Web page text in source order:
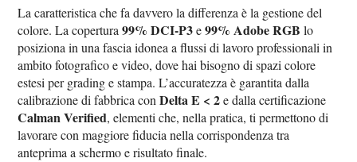
La caratteristica che fa davvero la differenza è la gestione del
colore. La copertura99% DCI-P3e99% Adobe RGB lo
posiziona in una fascia idonea a flussi di lavoro professionali in
ambito fotografico e video, dove hai bisogno di spazi colore
estesi per grading e stampa. L’accuratezza è garantita dalla
calibrazione di fabbrica conDelta E < 2e dalla certificazione
Calman Verified, elementi che, nella pratica, ti permettono di
lavorare con maggiore fiducia nella corrispondenza tra
anteprima a schermo e risultato finale.